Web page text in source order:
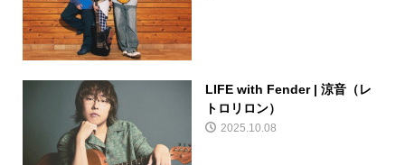
LIFE with Fender | 涼音（レ
トロリロン）
2025.10.08